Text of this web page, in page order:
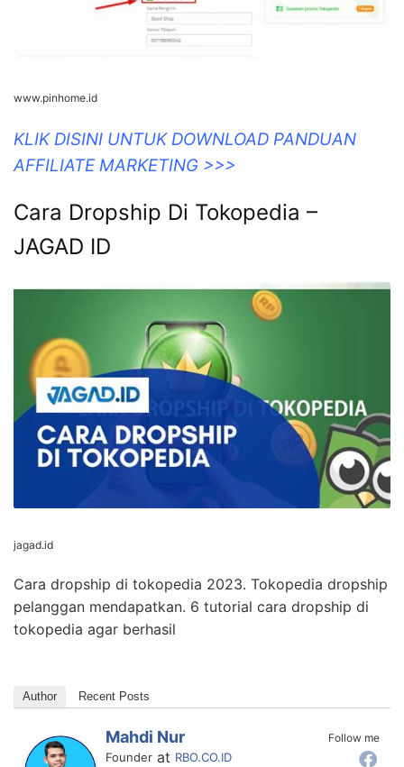
www.pinhome.id
KLIK DISINI UNTUK DOWNLOAD PANDUAN
AFFILIATE MARKETING >>>
Cara Dropship Di Tokopedia –
JAGAD ID
jagad.id
Cara dropship di tokopedia 2023. Tokopedia dropship
pelanggan mendapatkan. 6 tutorial cara dropship di
tokopedia agar berhasil
Author Recent Posts
Follow me
Mahdi Nur
Founder at RBO.CO.ID